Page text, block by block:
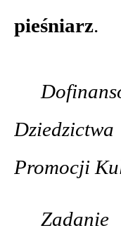
pieśniarz.
Promocji